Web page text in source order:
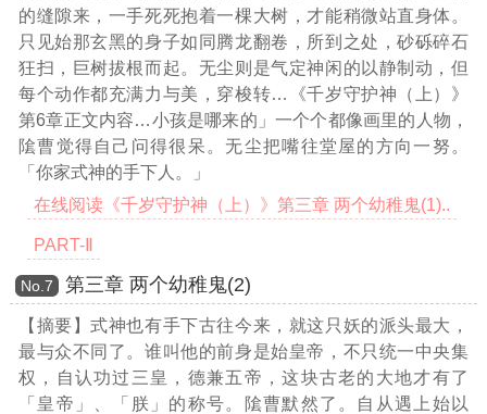
的缝隙来，一手死死抱着一棵大树，才能稍微站直身体。
只见始那玄黑的身子如同腾龙翻卷，所到之处，砂砾碎石
狂扫，巨树拔根而起。无尘则是气定神闲的以静制动，但
每个动作都充满力与美，穿梭转…《千岁守护神（上）》
第6章正文内容…小孩是哪来的」一个个都像画里的人物，
隂曹觉得自己问得很呆。无尘把嘴往堂屋的方向一努。
「你家式神的手下人。」
在线阅读《千岁守护神（上）》第三章 两个幼稚鬼(1)..
PART-Ⅱ
Νο.7 第三章 两个幼稚鬼(2)
【摘要】式神也有手下古往今来，就这只妖的派头最大，
最与众不同了。谁叫他的前身是始皇帝，不只统一中央集
权，自认功过三皇，德兼五帝，这块古老的大地才有了
「皇帝」、「朕」的称号。隂曹默然了。自从遇上始以